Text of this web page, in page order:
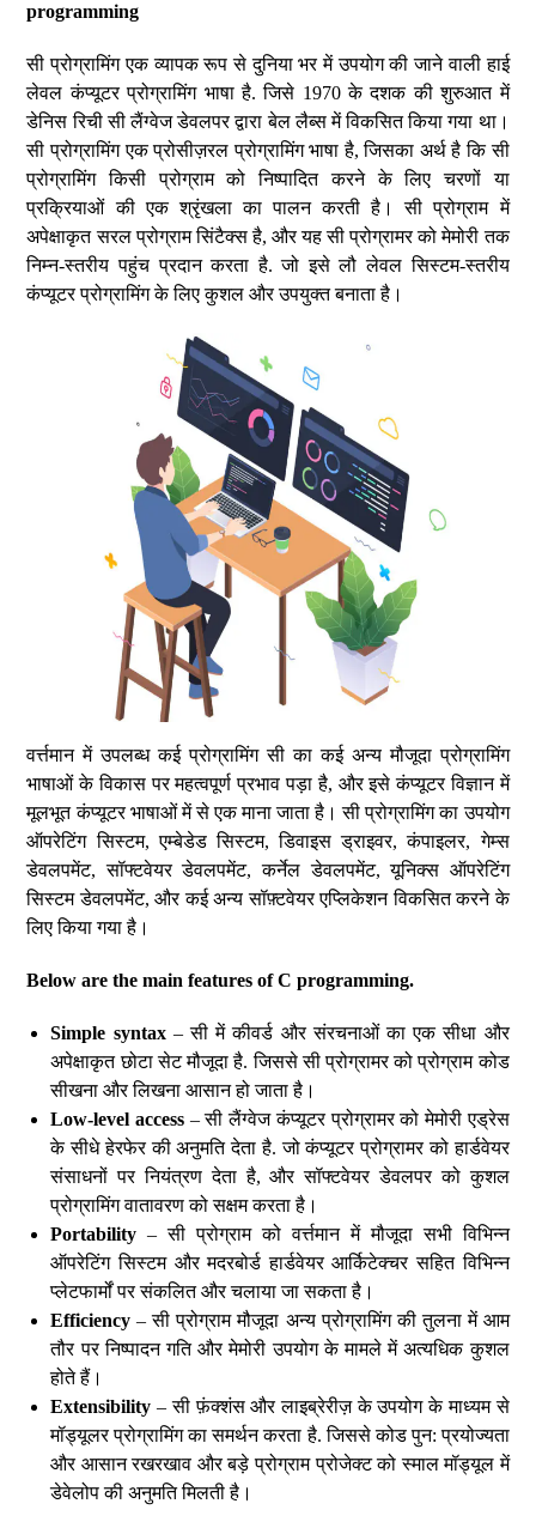
programming
सी प्रोग्रामिंग एक व्यापक रूप से दुनिया भर में उपयोग की जाने वाली हाई
लेवल कंप्यूटर प्रोग्रामिंग भाषा है. जिसे 1970 के दशक की शुरुआत में
डेनिस रिची सी लैंग्वेज डेवलपर द्वारा बेल लैब्स में विकसित किया गया था।
सी प्रोग्रामिंग एक प्रोसीज़रल प्रोग्रामिंग भाषा है, जिसका अर्थ है कि सी
प्रोग्रामिंग किसी प्रोग्राम को निष्पादित करने के लिए चरणों या
प्रक्रियाओं की एक श्रृंखला का पालन करती है। सी प्रोग्राम में
अपेक्षाकृत सरल प्रोग्राम सिंटैक्स है, और यह सी प्रोग्रामर को मेमोरी तक
निम्न-स्तरीय पहुंच प्रदान करता है. जो इसे लौ लेवल सिस्टम-स्तरीय
कंप्यूटर प्रोग्रामिंग के लिए कुशल और उपयुक्त बनाता है।
वर्त्तमान में उपलब्ध कई प्रोग्रामिंग सी का कई अन्य मौजूदा प्रोग्रामिंग
भाषाओं के विकास पर महत्वपूर्ण प्रभाव पड़ा है, और इसे कंप्यूटर विज्ञान में
मूलभूत कंप्यूटर भाषाओं में से एक माना जाता है। सी प्रोग्रामिंग का उपयोग
ऑपरेटिंग सिस्टम, एम्बेडेड सिस्टम, डिवाइस ड्राइवर, कंपाइलर, गेम्स
डेवलपमेंट, सॉफ्टवेयर डेवलपमेंट, कर्नेल डेवलपमेंट, यूनिक्स ऑपरेटिंग
सिस्टम डेवलपमेंट, और कई अन्य सॉफ़्टवेयर एप्लिकेशन विकसित करने के
लिए किया गया है।
Below are the main features of C programming.
Simple syntax– सी में कीवर्ड और संरचनाओं का एक सीधा और
अपेक्षाकृत छोटा सेट मौजूदा है. जिससे सी प्रोग्रामर को प्रोग्राम कोड
सीखना और लिखना आसान हो जाता है।
Low-level access – सी लैंग्वेज कंप्यूटर प्रोग्रामर को मेमोरी एड्रेस
के सीधे हेरफेर की अनुमति देता है. जो कंप्यूटर प्रोग्रामर को हार्डवेयर
संसाधनों पर नियंत्रण देता है, और सॉफ्टवेयर डेवलपर को कुशल
प्रोग्रामिंग वातावरण को सक्षम करता है।
Portability – सी प्रोग्राम को वर्त्तमान में मौजूदा सभी विभिन्न
ऑपरेटिंग सिस्टम और मदरबोर्ड हार्डवेयर आर्किटेक्चर सहित विभिन्न
प्लेटफार्मों पर संकलित और चलाया जा सकता है।
Efficiency – सी प्रोग्राम मौजूदा अन्य प्रोग्रामिंग की तुलना में आम
तौर पर निष्पादन गति और मेमोरी उपयोग के मामले में अत्यधिक कुशल
होते हैं।
Extensibility – सी फ़ंक्शंस और लाइब्रेरीज़ के उपयोग के माध्यम से
मॉड्यूलर प्रोग्रामिंग का समर्थन करता है. जिससे कोड पुन: प्रयोज्यता
और आसान रखरखाव और बड़े प्रोग्राम प्रोजेक्ट को स्माल मॉड्यूल में
डेवेलोप की अनुमति मिलती है।